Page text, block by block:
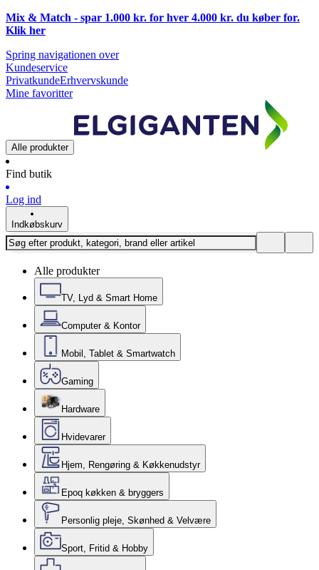
Mix & Match - spar 1.000 kr. for hver 4.000 kr. du køber for.
Klik her
Spring navigationen over
Kundeservice
PrivatkundeErhvervskunde
Mine favoritter
Alle produkter
Find butik
Log ind
Indkøbskurv
Alle produkter
TV, Lyd & Smart Home
Computer & Kontor
Mobil, Tablet & Smartwatch
Gaming
Hardware
Hvidevarer
Hjem, Rengøring & Køkkenudstyr
Epoq køkken & bryggers
Personlig pleje, Skønhed & Velvære
Sport, Fritid & Hobby